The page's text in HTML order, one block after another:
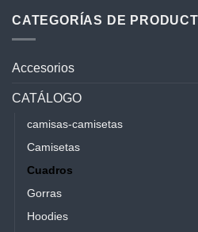
CATEGORÍAS DE
Accesorios
CATÁLOGO
camisas-camisetas
Camisetas
Cuadros
Gorras
Hoodies